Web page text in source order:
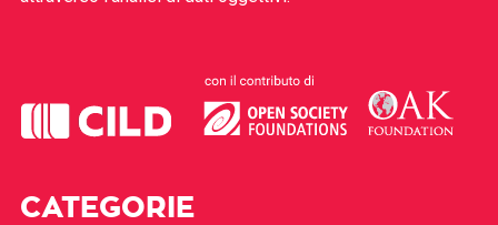
CATEGORIE